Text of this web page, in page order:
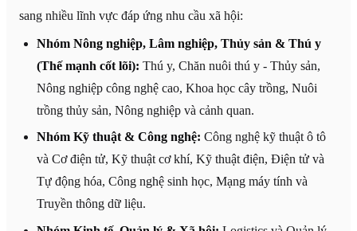
sang nhiều lĩnh vực đáp ứng nhu cầu xã hội:
Nhóm Nông nghiệp, Lâm nghiệp, Thủy sản & Thú y
(Thế mạnh cốt lõi): Thú y, Chăn nuôi thú y - Thủy sản,
Nông nghiệp công nghệ cao, Khoa học cây trồng, Nuôi
trồng thủy sản, Nông nghiệp và cảnh quan.
Nhóm Kỹ thuật & Công nghệ: Công nghệ kỹ thuật ô tô
và Cơ điện tử, Kỹ thuật cơ khí, Kỹ thuật điện, Điện tử và
Tự động hóa, Công nghệ sinh học, Mạng máy tính và
Truyền thông dữ liệu.